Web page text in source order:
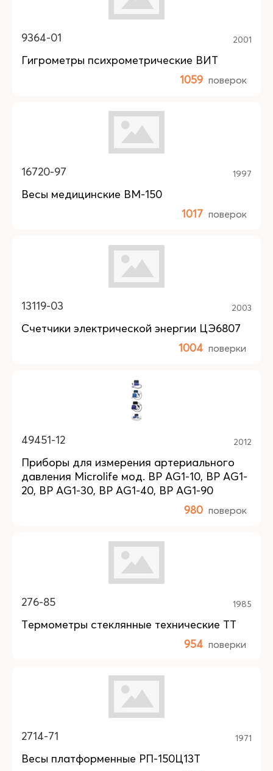
9364-01 2001
Гигрометры психрометрические ВИТ
1059 поверок
16720-97 1997
Весы медицинские ВМ-150
1017 поверок
13119-03 2003
Счетчики электрической энергии ЦЭ6807
1004 поверки
49451-12 2012
Приборы для измерения артериального
давления Microlife мод. BP AG1-10, BP AG1-
20, BP AG1-30, BP AG1-40, BP AG1-90
980 поверок
276-85 1985
Термометры стеклянные технические ТТ
954 поверки
2714-71 1971
Весы платформенные РП-150Ц13Т